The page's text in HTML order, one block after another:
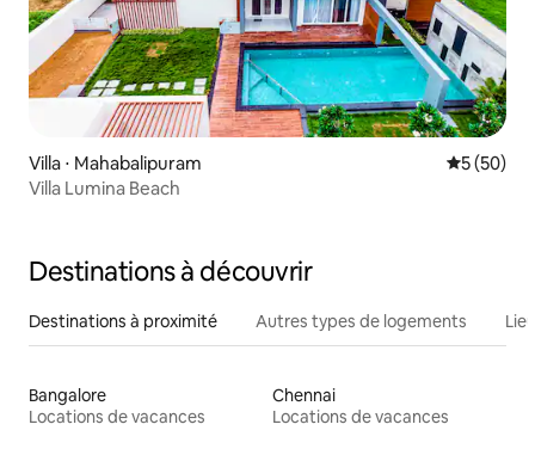
Villa ⋅ Mahabalipuram
5 (50)
Villa Lumina Beach
Destinations à découvrir
Destinations à proximité Autres types de logements
Bangalore
Locations de vacances
Chennai
Locations de vacances